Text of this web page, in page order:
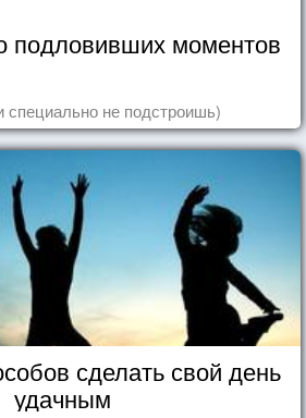
подловивших моментов
специально не подстроишь)
сделать свой день
удачным